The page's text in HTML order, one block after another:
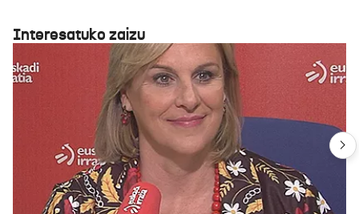
Interesatuko zaizu